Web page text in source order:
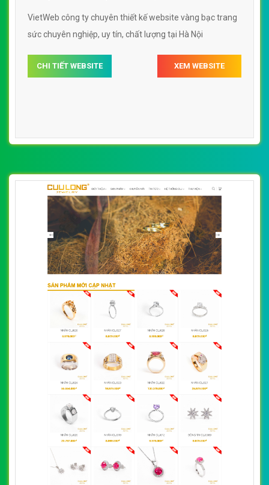
VietWeb công ty chuyên thiết kế website vàng bạc trang
sức chuyên nghiệp, uy tín, chất lượng tại Hà Nội
CHI TIẾT WEBSITE XEM WEBSITE